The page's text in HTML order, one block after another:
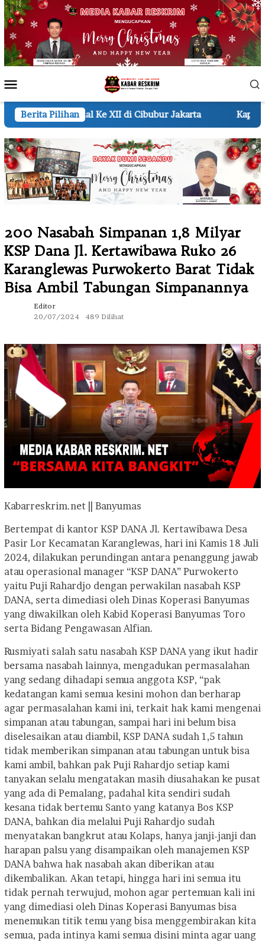
Loncat
ke
konten
Mobile
Berita Pilihan
XII di Cibubur Jakarta Kapolri Dianugerahi Sebagai
200 Nasabah Simpanan 1,8 Milyar
KSP Dana Jl. Kertawibawa Ruko 26
Karanglewas Purwokerto Barat Tidak
Bisa Ambil Tabungan Simpanannya
Editor
20/07/2024
489 Dilihat
Kabarreskrim.net || Banyumas
Bertempat di kantor KSP DANA Jl. Kertawibawa Desa
Pasir Lor Kecamatan Karanglewas, hari ini Kamis 18 Juli
2024, dilakukan perundingan antara penanggung jawab
atau operasional manager “KSP DANA” Purwokerto
yaitu Puji Rahardjo dengan perwakilan nasabah KSP
DANA, serta dimediasi oleh Dinas Koperasi Banyumas
yang diwakilkan oleh Kabid Koperasi Banyumas Toro
serta Bidang Pengawasan Alfian.
Rusmiyati salah satu nasabah KSP DANA yang ikut hadir
bersama nasabah lainnya, mengadukan permasalahan
yang sedang dihadapi semua anggota KSP, “pak
kedatangan kami semua kesini mohon dan berharap
agar permasalahan kami ini, terkait hak kami mengenai
simpanan atau tabungan, sampai hari ini belum bisa
diselesaikan atau diambil, KSP DANA sudah 1,5 tahun
tidak memberikan simpanan atau tabungan untuk bisa
kami ambil, bahkan pak Puji Rahardjo setiap kami
tanyakan selalu mengatakan masih diusahakan ke pusat
yang ada di Pemalang, padahal kita sendiri sudah
kesana tidak bertemu Santo yang katanya Bos KSP
DANA, bahkan dia melalui Puji Rahardjo sudah
menyatakan bangkrut atau Kolaps, hanya janji-janji dan
harapan palsu yang disampaikan oleh manajemen KSP
DANA bahwa hak nasabah akan diberikan atau
dikembalikan. Akan tetapi, hingga hari ini semua itu
tidak pernah terwujud, mohon agar pertemuan kali ini
yang dimediasi oleh Dinas Koperasi Banyumas bisa
menemukan titik temu yang bisa menggembirakan kita
semua, pada intinya kami semua disini minta agar uang